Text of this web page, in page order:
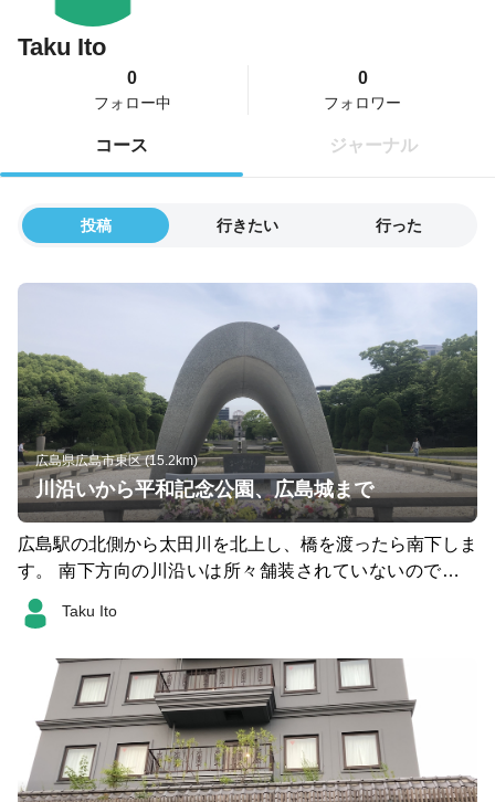
Taku Ito
0
フォロー中
0
フォロワー
コース ジャーナル
投稿 行きたい 行った
広島県広島市東区 (15.2km)
川沿いから平和記念公園、広島城まで
広島駅の北側から太田川を北上し、橋を渡ったら南下しま
す。 南下方向の川沿いは所々舗装されていないので注意
が必要です。その分信号が無いのでノンストップで走れま
す。 平和大通りに出ると木陰があるのでペース回復。 広
Taku Ito